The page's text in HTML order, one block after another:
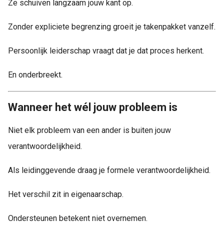
Ze schuiven langzaam jouw kant op.
Zonder expliciete begrenzing groeit je takenpakket vanzelf.
Persoonlijk leiderschap vraagt dat je dat proces herkent.
En onderbreekt.
Wanneer het wél jouw probleem is
Niet elk probleem van een ander is buiten jouw
verantwoordelijkheid.
Als leidinggevende draag je formele verantwoordelijkheid.
Het verschil zit in eigenaarschap.
Ondersteunen betekent niet overnemen.